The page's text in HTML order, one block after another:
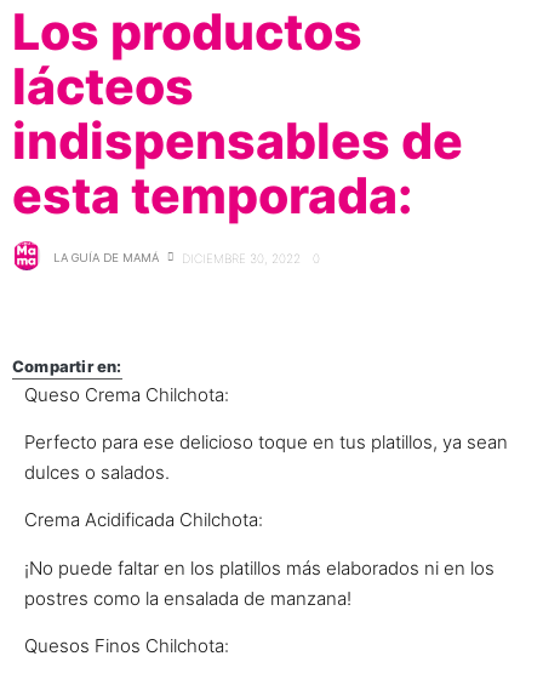
Los productos
lácteos
indispensables de
esta temporada:
LA GUÍA DE MAMÁ DICIEMBRE 30, 2022 0
Compartir en:
Queso Crema Chilchota:
Perfecto para ese delicioso toque en tus platillos, ya sean
dulces o salados.
Crema Acidificada Chilchota:
¡No puede faltar en los platillos más elaborados ni en los
postres como la ensalada de manzana!
Quesos Finos Chilchota: